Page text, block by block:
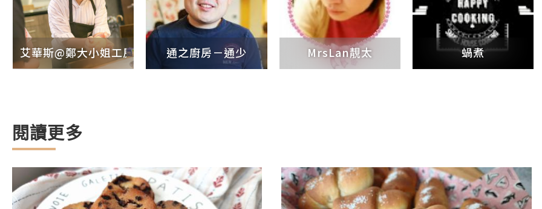
艾華斯@鄭大小姐工房 通之廚房－通少 MrsLan靚太 蝸煮
閱讀更多